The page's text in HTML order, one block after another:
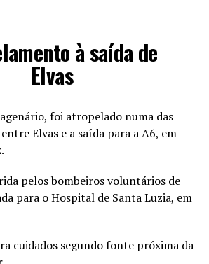
à saída de
Elvas
foi atropelado numa das
Elvas e a saída para a A6, em
pelos bombeiros voluntários de
para o Hospital de Santa Luzia, em
cuidados segundo fonte próxima da